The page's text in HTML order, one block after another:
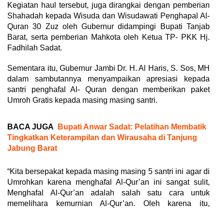
Kegiatan haul tersebut, juga dirangkai dengan pemberian
Shahadah kepada Wisuda dan Wisudawati Penghapal Al-
Quran 30 Zuz oleh Gubernur didampingi Bupati Tanjab
Barat, serta pemberian Mahkota oleh Ketua TP- PKK Hj.
Fadhilah Sadat.
Sementara itu, Gubernur Jambi Dr. H. Al Haris, S. Sos, MH
dalam sambutannya menyampaikan apresiasi kepada
santri penghafal Al- Quran dengan memberikan paket
Umroh Gratis kepada masing masing santri.
BACA JUGA
Bupati Anwar Sadat: Pelatihan Membatik
Tingkatkan Keterampilan dan Wirausaha di Tanjung
Jabung Barat
“Kita bersepakat kepada masing masing 5 santri ini agar di
Umrohkan karena menghafal Al-Qur’an ini sangat sulit,
Menghafal Al-Qur’an adalah salah satu cara untuk
memelihara kemurnian Al-Qur’an. Oleh karena itu,